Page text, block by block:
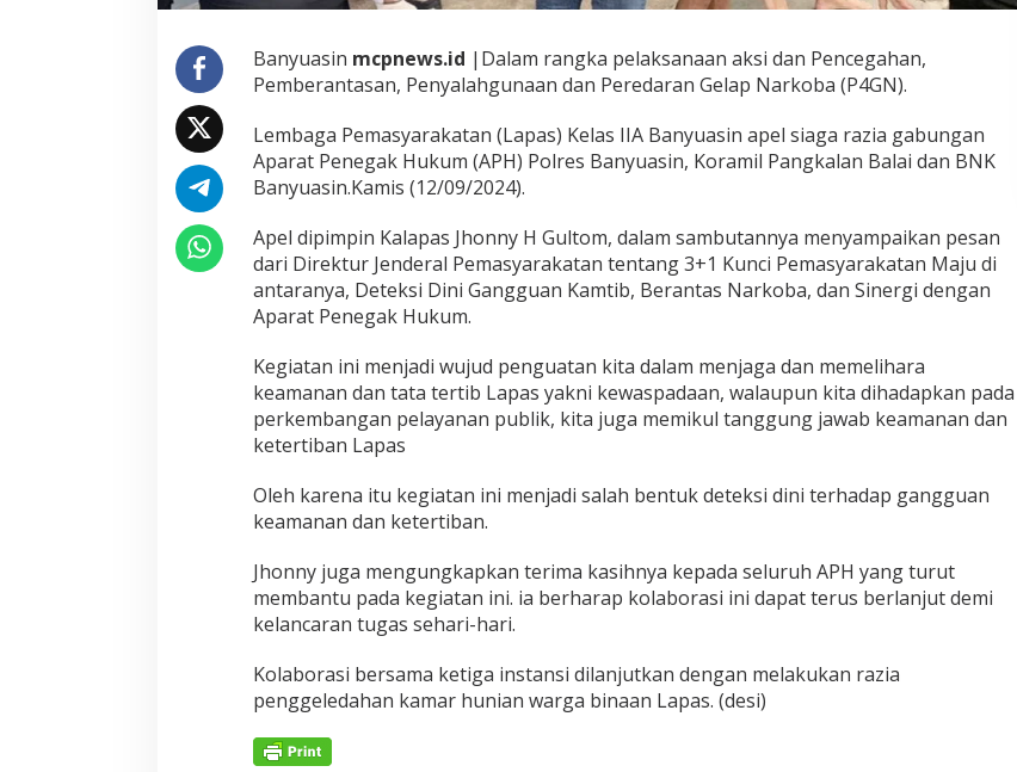
n
a
a
W
a
r
a
B
i
n
a
n
Banyuasin mcpnews.id |Dalam rangka pelaksanaan aksi dan Pencegahan,
Pemberantasan, Penyalahgunaan dan Peredaran Gelap Narkoba (P4GN).
Lembaga Pemasyarakatan (Lapas) Kelas IIA Banyuasin apel siaga razia gabungan
Aparat Penegak Hukum (APH) Polres Banyuasin, Koramil Pangkalan Balai dan BNK
Banyuasin.Kamis (12/09/2024).
Apel dipimpin Kalapas Jhonny H Gultom, dalam sambutannya menyampaikan pesan
dari Direktur Jenderal Pemasyarakatan tentang 3+1 Kunci Pemasyarakatan Maju di
antaranya, Deteksi Dini Gangguan Kamtib, Berantas Narkoba, dan Sinergi dengan
Aparat Penegak Hukum.
Kegiatan ini menjadi wujud penguatan kita dalam menjaga dan memelihara
keamanan dan tata tertib Lapas yakni kewaspadaan, walaupun kita dihadapkan pada
perkembangan pelayanan publik, kita juga memikul tanggung jawab keamanan dan
ketertiban Lapas
Oleh karena itu kegiatan ini menjadi salah bentuk deteksi dini terhadap gangguan
keamanan dan ketertiban.
Jhonny juga mengungkapkan terima kasihnya kepada seluruh APH yang turut
membantu pada kegiatan ini. ia berharap kolaborasi ini dapat terus berlanjut demi
kelancaran tugas sehari-hari.
Kolaborasi bersama ketiga instansi dilanjutkan dengan melakukan razia
penggeledahan kamar hunian warga binaan Lapas. (desi)